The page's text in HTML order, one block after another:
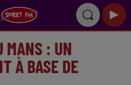
MANS : UN
À BASE DE